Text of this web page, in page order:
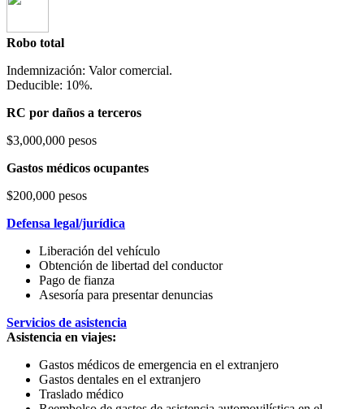
Robo total
Indemnización: Valor comercial.
Deducible: 10%.
RC por daños a terceros
$3,000,000 pesos
Gastos médicos ocupantes
$200,000 pesos
Defensa legal/jurídica
Liberación del vehículo
Obtención de libertad del conductor
Pago de fianza
Asesoría para presentar denuncias
Servicios de asistencia
Asistencia en viajes:
Gastos médicos de emergencia en el extranjero
Gastos dentales en el extranjero
Traslado médico